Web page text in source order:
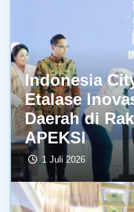
Indonesia
Etalase
Daerah di
APEKSI
1 Juli 2026